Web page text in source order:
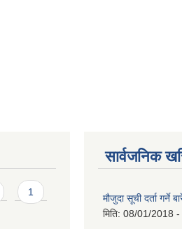
1
सार्वजनिक
मौजुदा सूची दर्ता गर्ने
मिति: 08/01/2018